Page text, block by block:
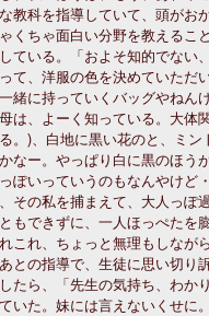
教科を指導していて、頭がお
くちゃ面白い分野を教えるこ
ている。「およそ知的でない
て、洋服の色を決めていただ
緒に持っていくバッグやねん
は、よーく知っている。大体
。)、白地に黒い花のと、ミ
なー。やっぱり白に黒のほう
ぽいっていうのもなんやけど
その私を捕まえて、大人っぽ
もできずに、一人ほっぺたを
これ、ちょっと無理もしなが
との指導で、生徒に思い切り
たら、「先生の気持ち、わか
いた。妹には言えないくせに